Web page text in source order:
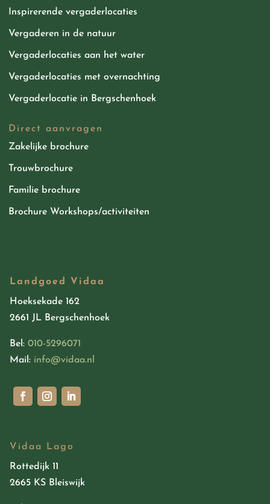
Inspirerende vergaderlocaties
Vergaderen in de natuur
Vergaderlocaties aan het water
Vergaderlocaties met overnachting
Vergaderlocatie in Bergschenhoek
Direct aanvragen
Zakelijke brochure
Trouwbrochure
Familie brochure
Brochure Workshops/activiteiten
Landgoed Vidaa
Hoeksekade 162
2661 JL Bergschenhoek
Bel:010-5296071
Mail: info@vidaa.nl
Vidaa Lago
Rottedijk 11
2665 KS Bleiswijk